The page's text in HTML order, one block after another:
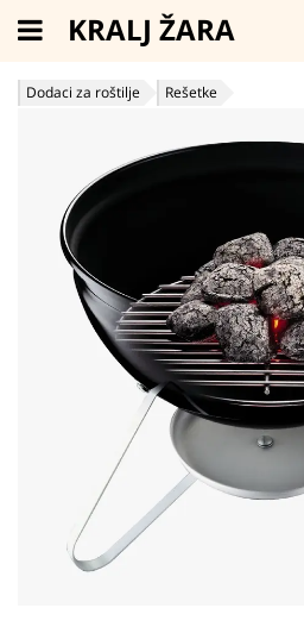
KRALJ ŽARA
Dodaci za roštilje Rešetke